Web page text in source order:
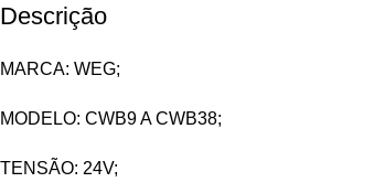
Descrição
MARCA: WEG;
MODELO: CWB9 A CWB38;
TENSÃO: 24V;